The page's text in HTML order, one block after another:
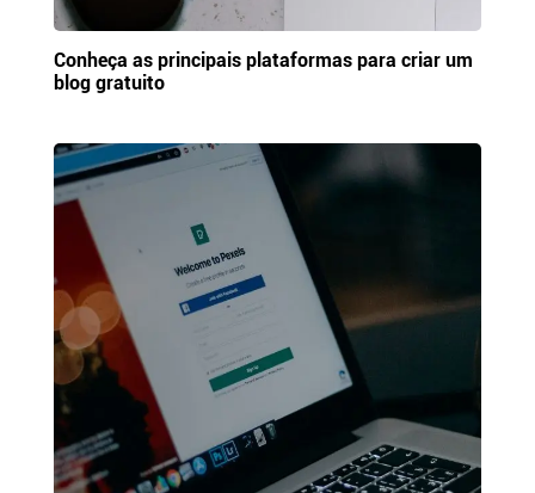
Conheça as principais plataformas para criar um
blog gratuito